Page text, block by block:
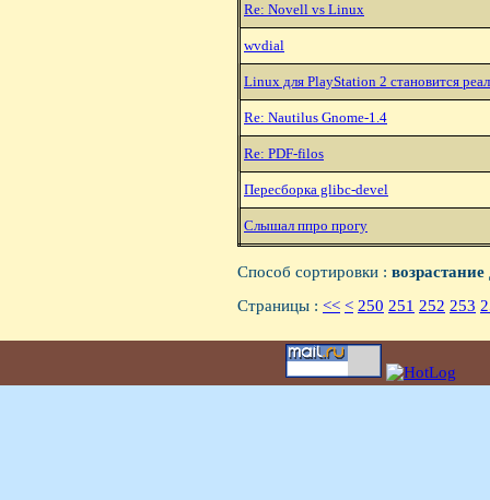
Re: Novell vs Linux
wvdial
Linux для PlayStation 2 становится
Re: Nautilus Gnome-1.4
Re: PDF-filos
Пересборка glibc-devel
Слышал ппpо пpогy
Способ сортировки :
Страницы : << < 250 251 252 253